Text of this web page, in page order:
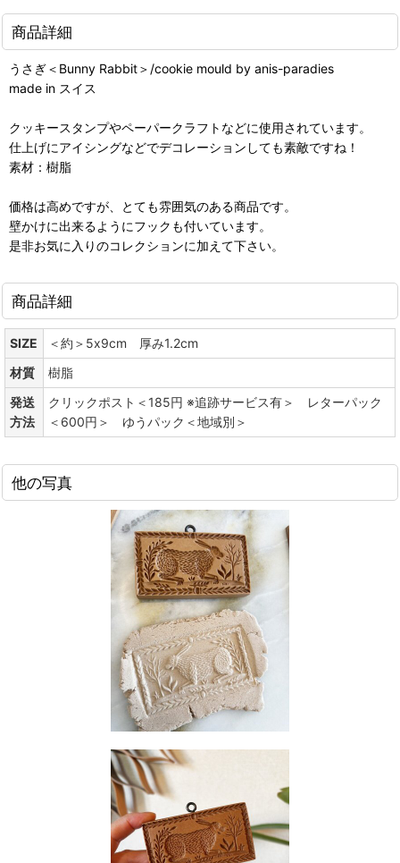
商品詳細
うさぎ＜Bunny Rabbit＞/cookie mould by anis-paradies
made in スイス
クッキースタンプやペーパークラフトなどに使用されています。
仕上げにアイシングなどでデコレーションしても素敵ですね！
素材：樹脂
価格は高めですが、とても雰囲気のある商品です。
壁かけに出来るようにフックも付いています。
是非お気に入りのコレクションに加えて下さい。
商品詳細
SIZE
＜約＞5x9cm 厚み1.2cm
材質
樹脂
発送
方法
クリックポスト＜185円 ※追跡サービス有＞ レターパック
＜600円＞ ゆうパック＜地域別＞
他の写真